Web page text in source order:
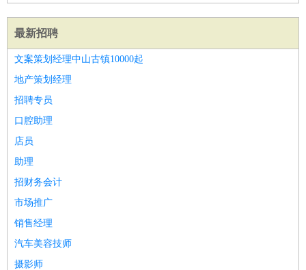
最新招聘
文案策划经理中山古镇10000起
地产策划经理
招聘专员
口腔助理
店员
助理
招财务会计
市场推广
销售经理
汽车美容技师
摄影师